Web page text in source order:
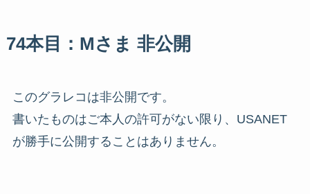
74本目：Mさま 非公開
このグラレコは非公開です。
書いたものはご本人の許可がない限り、USANET
が勝手に公開することはありません。